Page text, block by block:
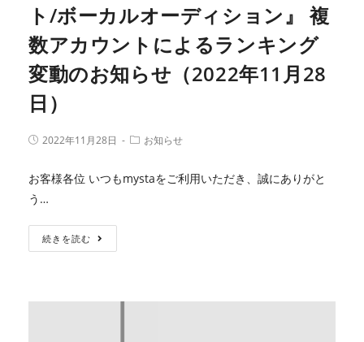
ト/ボーカルオーディション』 複
数アカウントによるランキング
変動のお知らせ（2022年11月28
日）
2022年11月28日 お知らせ
お客様各位 いつもmystaをご利用いただき、誠にありがと
う…
続きを読む